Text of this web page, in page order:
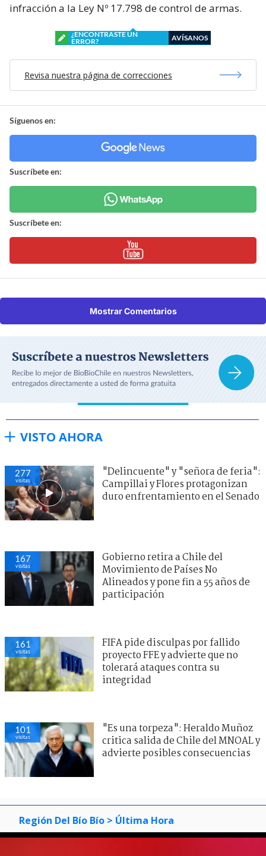
infracción a la Ley Nº 17.798 de control de armas.
¿ENCONTRASTE UN
ERROR?
AVÍSANOS
Revisa nuestra página de correcciones
Síguenos en:
Suscríbete en:
Suscríbete en:
Mostrar Comentarios
VISTO AHORA
277
visitas
"Delincuente" y "señora de feria":
Campillai y Flores protagonizan
duro enfrentamiento en el Senado
167
visitas
Gobierno retira a Chile del
Movimiento de Países No
Alineados y pone fin a 55 años de
participación
161
visitas
FIFA pide disculpas por fallido
proyecto FFE y advierte que no
tolerará ataques contra su
integridad
101
visitas
"Es una torpeza": Heraldo Muñoz
critica salida de Chile del MNOAL y
advierte posibles consecuencias
Región Del Bío Bío > Última Hora